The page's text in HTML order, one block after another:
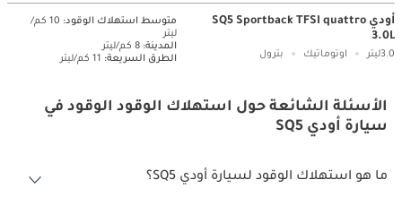
أودي SQ5 Sportback TFSI quattro
3.0L
3.0ليتر اوتوماتيك بترول
متوسط ​​استهلاك الوقود:
10 كم/
ليتر
المدينة: 8 كم/ليتر
الطرق السريعة: 11 كم/ليتر
الأسئلة الشائعة حول استهلاك الوقود الوقود في
سيارة أودي SQ5
ما هو استهلاك الوقود لسيارة أودي SQ5؟